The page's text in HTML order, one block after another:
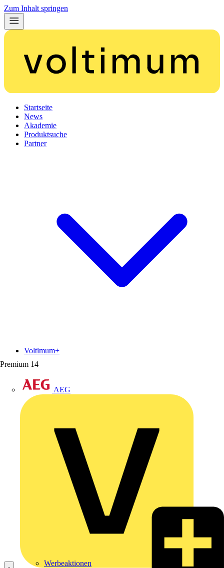
Zum Inhalt springen
Startseite
News
Akademie
Produktsuche
Partner
Premium 14
AEG
Voltimum+
Werbeaktionen